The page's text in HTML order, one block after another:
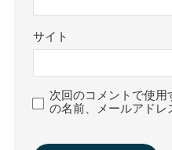
サイト
次回のコメントで使
の名前、メールアドレ